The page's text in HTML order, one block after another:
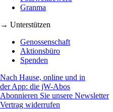
Granma
→ Unterstützen
Genossenschaft
Aktionsbüro
Spenden
Nach Hause, online und in
der App: die jW-Abos
Abonnieren Sie unsere Newsletter
Vertrag widerrufen